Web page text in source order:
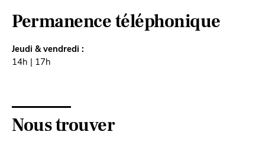
Permanence téléphonique
Jeudi & vendredi :
14h | 17h
Nous trouver